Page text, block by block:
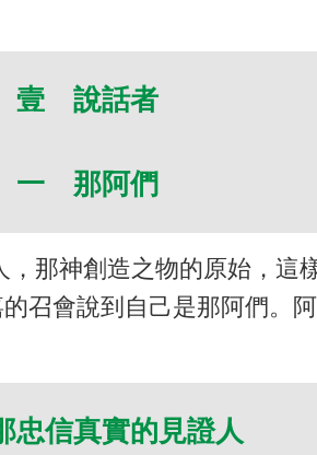
壹 說話者
一 那阿們
那神創造之物的原始，這
召會說到自己是那阿們。
信真實的見證人